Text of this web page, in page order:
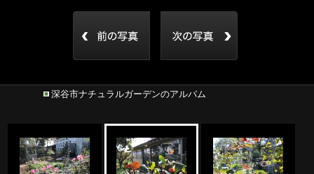
深谷市ナチュラルガーデンのアルバム